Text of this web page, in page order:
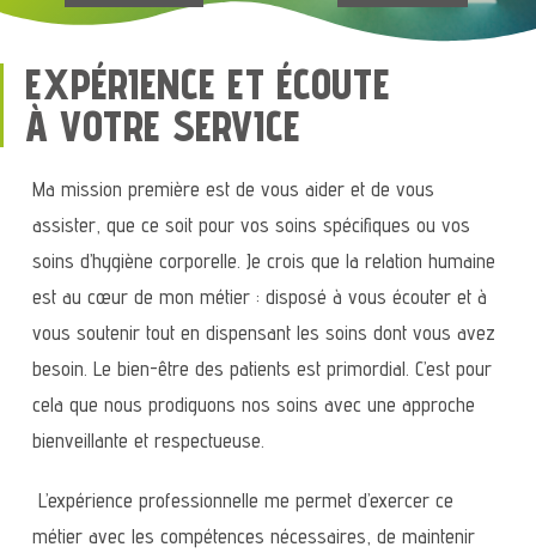
EXPÉRIENCE ET ÉCOUTE
À VOTRE SERVICE
Ma mission première est de vous aider et de vous
assister, que ce soit pour vos soins spécifiques ou vos
soins d’hygiène corporelle. Je crois que la relation humaine
est au cœur de mon métier : disposé à vous écouter et à
vous soutenir tout en dispensant les soins dont vous avez
besoin. Le bien-être des patients est primordial. C’est pour
cela que nous prodiguons nos soins avec une approche
bienveillante et respectueuse.
L’expérience professionnelle me permet d’exercer ce
métier avec les compétences nécessaires, de maintenir